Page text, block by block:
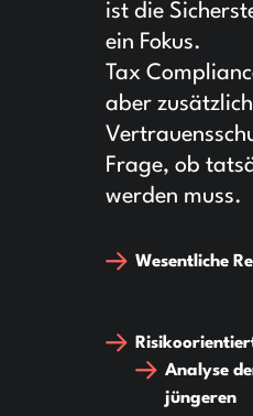
ist die
ein Fokus.
Tax
aber
Frage, ob
werden muss.
Wesentliche
Analyse
jüngeren